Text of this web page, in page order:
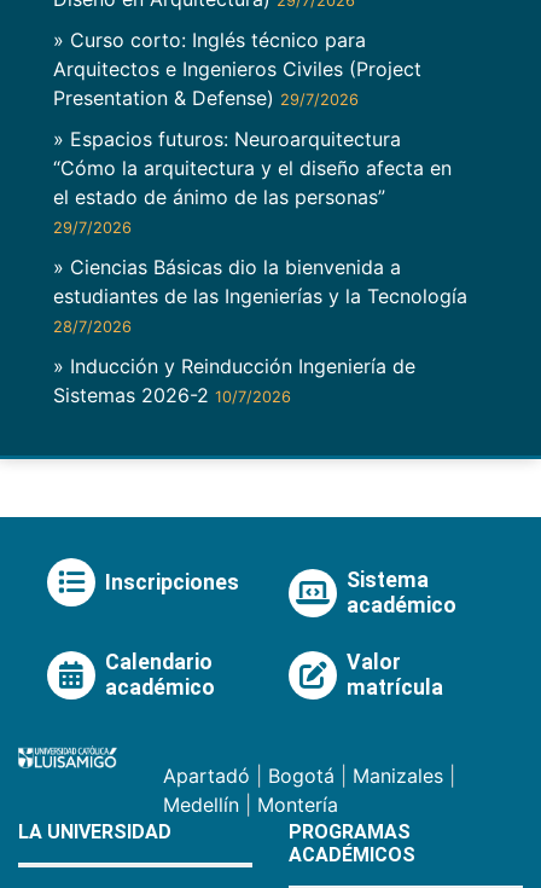
» Curso corto: Inglés técnico para
Arquitectos e Ingenieros Civiles (Project
Presentation & Defense) 29/7/2026
» Espacios futuros: Neuroarquitectura
“Cómo la arquitectura y el diseño afecta en
el estado de ánimo de las personas”
29/7/2026
» Ciencias Básicas dio la bienvenida a
estudiantes de las Ingenierías y la Tecnología
28/7/2026
» Inducción y Reinducción Ingeniería de
Sistemas 2026-2 10/7/2026
Inscripciones
Sistema
académico
Calendario
académico
Valor
matrícula
Apartadó Bogotá Manizales
Medellín
Montería
LA UNIVERSIDAD
PROGRAMAS
ACADÉMICOS